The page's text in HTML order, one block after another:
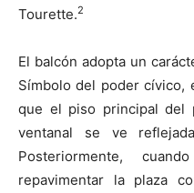
Tourette.2
El balcón adopta un
Símbolo del poder cívico,
que el piso principal del
ventanal se ve
Posteriormente,
repavimentar la plaza